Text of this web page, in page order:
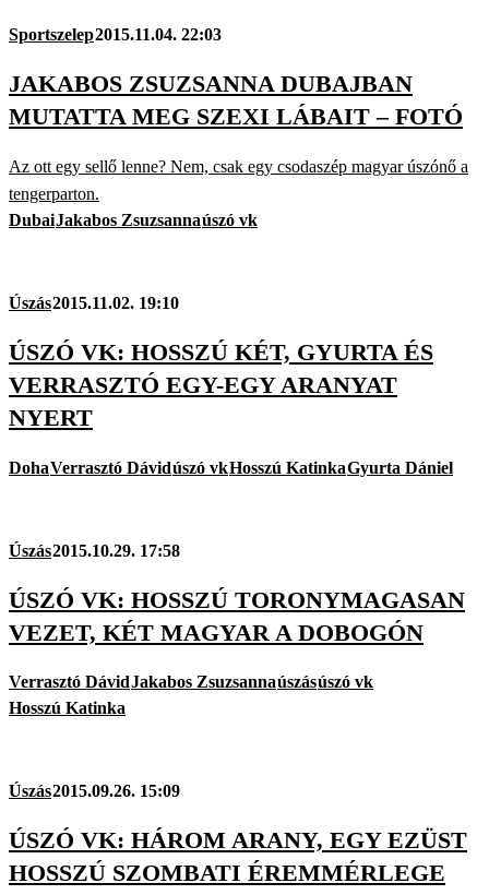
Sportszelep2015.11.04. 22:03
JAKABOS ZSUZSANNA DUBAJBAN
MUTATTA MEG SZEXI LÁBAIT – FOTÓ
Az ott egy sellő lenne? Nem, csak egy csodaszép magyar úszónő a
tengerparton.
DubaiJakabos Zsuzsannaúszó vk
Úszás2015.11.02. 19:10
ÚSZÓ VK: HOSSZÚ KÉT, GYURTA ÉS
VERRASZTÓ EGY-EGY ARANYAT
NYERT
DohaVerrasztó Dávidúszó vkHosszú KatinkaGyurta Dániel
Úszás2015.10.29. 17:58
ÚSZÓ VK: HOSSZÚ TORONYMAGASAN
VEZET, KÉT MAGYAR A DOBOGÓN
Verrasztó DávidJakabos Zsuzsannaúszásúszó vk
Hosszú Katinka
Úszás2015.09.26. 15:09
ÚSZÓ VK: HÁROM ARANY, EGY EZÜST
HOSSZÚ SZOMBATI ÉREMMÉRLEGE